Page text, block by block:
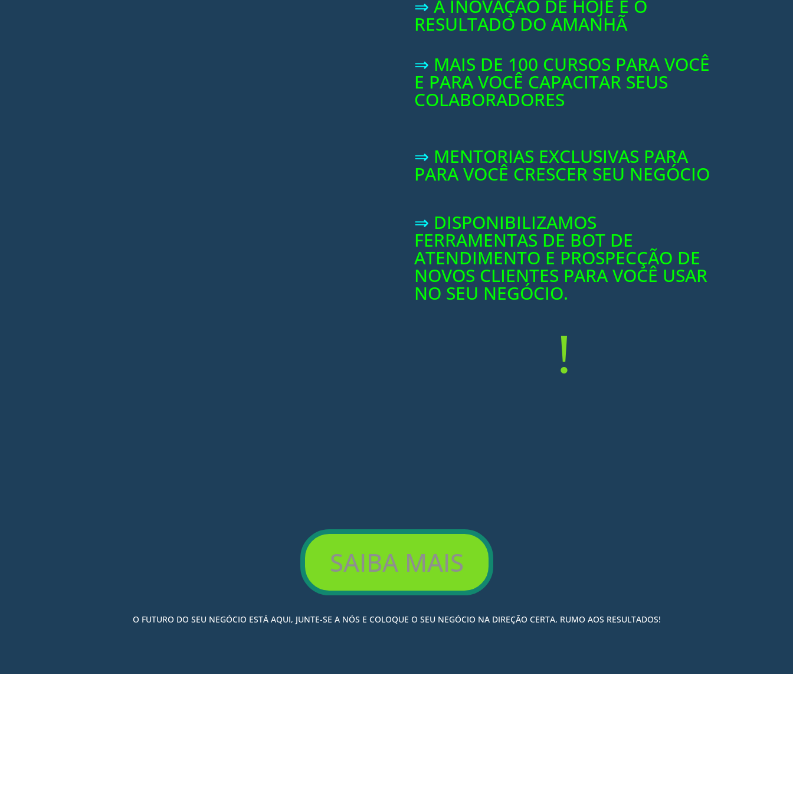
⇒ A INOVAÇÃO DE HOJE É O
RESULTADO DO AMANHÃ
⇒ MAIS DE 100 CURSOS PARA VOCÊ
E PARA VOCÊ CAPACITAR SEUS
COLABORADORES
⇒ MENTORIAS EXCLUSIVAS PARA
PARA VOCÊ CRESCER SEU NEGÓCIO
⇒ DISPONIBILIZAMOS
FERRAMENTAS DE BOT DE
ATENDIMENTO E PROSPECÇÃO DE
NOVOS CLIENTES PARA VOCÊ USAR
NO SEU NEGÓCIO.
!
SAIBA MAIS
O FUTURO DO SEU NEGÓCIO ESTÁ AQUI, JUNTE-SE A NÓS E COLOQUE O SEU NEGÓCIO NA DIREÇÃO CERTA, RUMO AOS RESULTADOS!